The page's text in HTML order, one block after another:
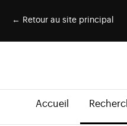
← Retour au site principal
Accueil